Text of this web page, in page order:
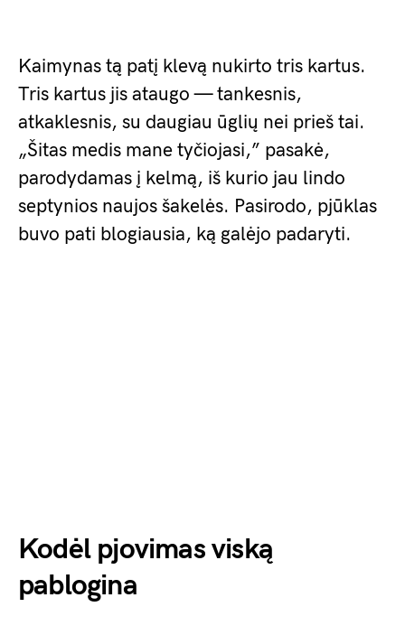
Kaimynas tą patį klevą nukirto tris kartus.
Tris kartus jis ataugo — tankesnis,
atkaklesnis, su daugiau ūglių nei prieš tai.
„Šitas medis mane tyčiojasi,” pasakė,
parodydamas į kelmą, iš kurio jau lindo
septynios naujos šakelės. Pasirodo, pjūklas
buvo pati blogiausia, ką galėjo padaryti.
Kodėl pjovimas viską
pablogina